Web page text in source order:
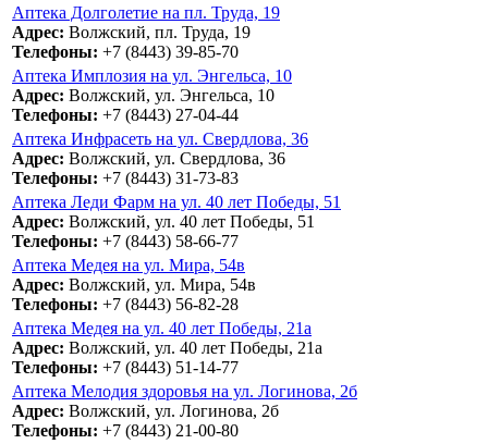
Аптека Долголетие на пл. Труда, 19
Адрес: Волжский, пл. Труда, 19
Телефоны: +7 (8443) 39-85-70
Аптека Имплозия на ул. Энгельса, 10
Адрес: Волжский, ул. Энгельса, 10
Телефоны: +7 (8443) 27-04-44
Аптека Инфрасеть на ул. Свердлова, 36
Адрес: Волжский, ул. Свердлова, 36
Телефоны: +7 (8443) 31-73-83
Аптека Леди Фарм на ул. 40 лет Победы, 51
Адрес: Волжский, ул. 40 лет Победы, 51
Телефоны: +7 (8443) 58-66-77
Аптека Медея на ул. Мира, 54в
Адрес: Волжский, ул. Мира, 54в
Телефоны: +7 (8443) 56-82-28
Аптека Медея на ул. 40 лет Победы, 21а
Адрес: Волжский, ул. 40 лет Победы, 21а
Телефоны: +7 (8443) 51-14-77
Аптека Мелодия здоровья на ул. Логинова, 2б
Адрес: Волжский, ул. Логинова, 2б
Телефоны: +7 (8443) 21-00-80